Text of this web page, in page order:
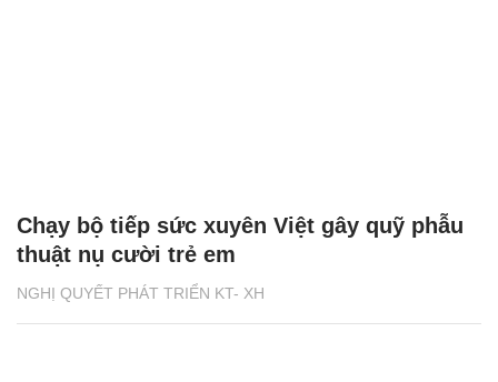
NGHỊ QUYẾT PHÁT TRIỂN KT- XH
Chạy bộ tiếp sức xuyên Việt gây quỹ phẫu
thuật nụ cười trẻ em